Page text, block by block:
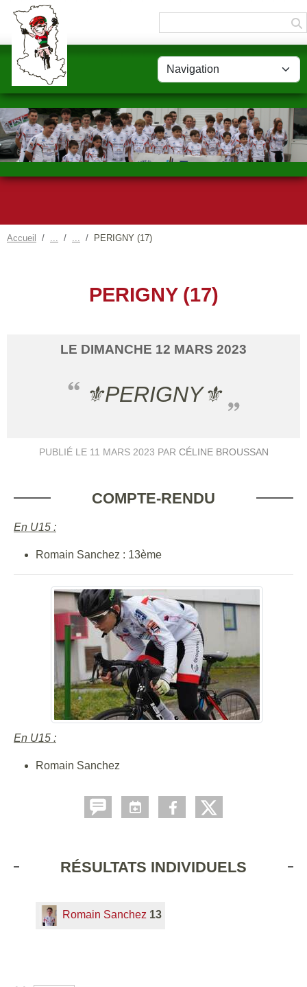
Accueil PERIGNY (17)
PERIGNY (17)
LE DIMANCHE 12 MARS 2023
⚜️PERIGNY⚜️
PUBLIÉ LE 11 MARS 2023 PAR CÉLINE BROUSSAN
COMPTE-RENDU
En U15 :
Romain Sanchez : 13ème
En U15 :
Romain Sanchez
RÉSULTATS INDIVIDUELS
Romain Sanchez 13
Panneau de gestion des cookies